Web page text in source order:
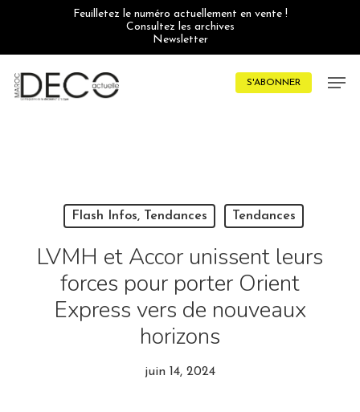
Feuilletez le numéro actuellement en vente !
Consultez les archives
Newsletter
S'ABONNER
Flash Infos, Tendances Tendances
LVMH et Accor unissent leurs
forces pour porter Orient
Express vers de nouveaux
horizons
juin 14, 2024